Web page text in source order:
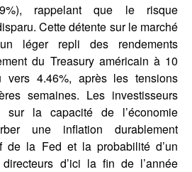
rappelant que le risque
Cette détente sur le marché
léger repli des rendements
du Treasury américain à 10
4.46%, après les tensions
semaines. Les investisseurs
sur la capacité de l’économie
une inflation durablement
de la Fed et la probabilité d’un
d’ici la fin de l’année